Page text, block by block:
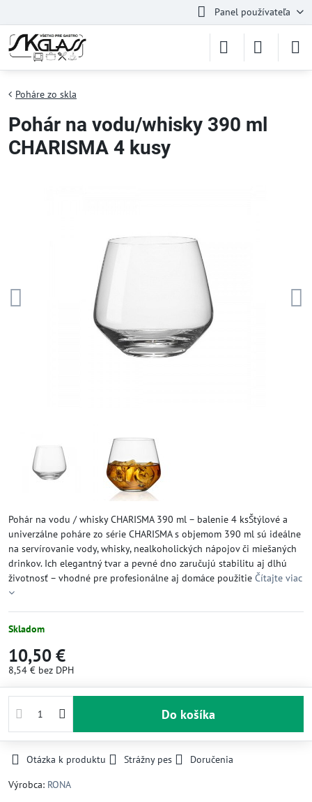
Panel používateľa
Poháre zo skla
Pohár na vodu/whisky 390 ml
CHARISMA 4 kusy
Pohár na vodu / whisky CHARISMA 390 ml – balenie 4 ksŠtýlové a
univerzálne poháre zo série CHARISMA s objemom 390 ml sú ideálne
na servírovanie vody, whisky, nealkoholických nápojov či miešaných
drinkov. Ich elegantný tvar a pevné dno zaručujú stabilitu aj dlhú
životnosť – vhodné pre profesionálne aj domáce použitie Čítajte viac
Skladom
10,50 €
8,54 € bez DPH
Do košíka
Otázka k produktu Strážny pes
Doručenia
Výrobca: RONA